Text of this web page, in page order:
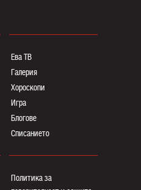
Ева ТВ
Галерия
Хороскопи
Игра
Блогoве
Списанието
Политика за